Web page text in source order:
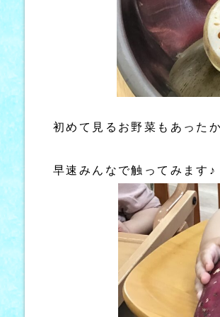
初めて見るお野菜もあった
早速みんなで触ってみます♪